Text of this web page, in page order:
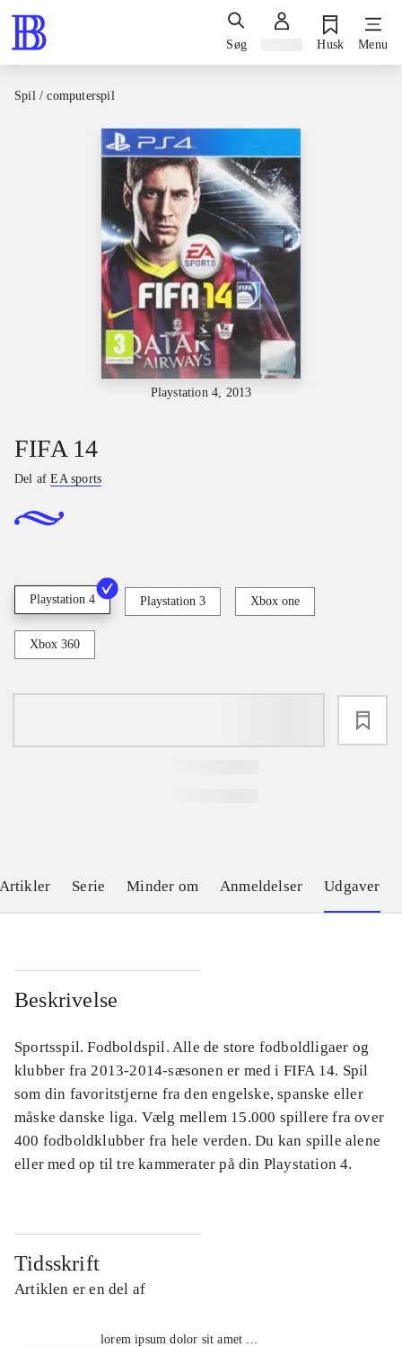
Søg Husk Menu
Spil / computerspil
Playstation 4, 2013
FIFA 14
Del afEA sports
Playstation 4 Playstation 3 Xbox one
Xbox 360
Serie Minder om Anmeldelser Udgaver
Beskrivelse
Sportsspil. Fodboldspil. Alle de store fodboldligaer og
klubber fra 2013-2014-sæsonen er med i FIFA 14. Spil
som din favoritstjerne fra den engelske, spanske eller
måske danske liga. Vælg mellem 15.000 spillere fra over
400 fodboldklubber fra hele verden. Du kan spille alene
eller med op til tre kammerater på din Playstation 4.
Tidsskrift
Artiklen er en del af
lorem ipsum dolor sit amet ...